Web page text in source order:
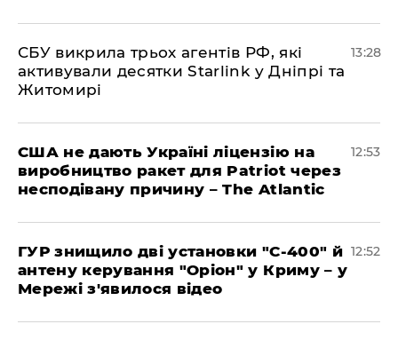
СБУ викрила трьох агентів РФ, які
активували десятки Starlink у Дніпрі та
Житомирі
13:28
США не дають Україні ліцензію на
виробництво ракет для Patriot через
несподівану причину – The Atlantic
12:53
ГУР знищило дві установки "С-400" й
антену керування "Оріон" у Криму – у
Мережі з'явилося відео
12:52